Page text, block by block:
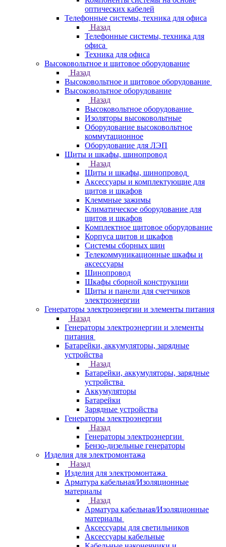
оптических кабелей
Телефонные системы, техника для офиса
Назад
Телефонные системы, техника для
офиса
Техника для офиса
Высоковольтное и щитовое оборудование
Назад
Высоковольтное и щитовое оборудование
Высоковольтное оборудование
Назад
Высоковольтное оборудование
Изоляторы высоковольтные
Оборудование высоковольтное
коммутационное
Оборудование для ЛЭП
Щиты и шкафы, шинопровод
Назад
Щиты и шкафы, шинопровод
Аксессуары и комплектующие для
щитов и шкафов
Клеммные зажимы
Климатическое оборудование для
щитов и шкафов
Комплектное щитовое оборудование
Корпуса щитов и шкафов
Системы сборных шин
Телекоммуникационные шкафы и
аксессуары
Шинопровод
Шкафы сборной конструкции
Щиты и панели для счетчиков
электроэнергии
Генераторы электроэнергии и элементы питания
Назад
Генераторы электроэнергии и элементы
питания
Батарейки, аккумуляторы, зарядные
устройства
Назад
Батарейки, аккумуляторы, зарядные
устройства
Аккумуляторы
Батарейки
Зарядные устройства
Генераторы электроэнергии
Назад
Генераторы электроэнергии
Бензо-дизельные генераторы
Изделия для электромонтажа
Назад
Изделия для электромонтажа
Арматура кабельная/Изоляционные
материалы
Назад
Арматура кабельная/Изоляционные
материалы
Аксессуары для светильников
Аксессуары кабельные